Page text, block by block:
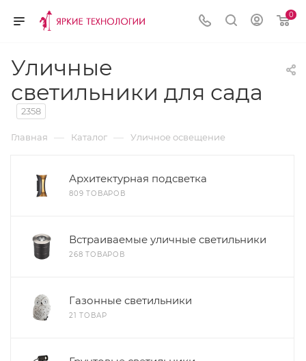
0
Уличные
светильники для сада
2358
Главная — Каталог — Уличное освещение
Архитектурная подсветка
809 ТОВАРОВ
Встраиваемые уличные светильники
268 ТОВАРОВ
Газонные светильники
21 ТОВАР